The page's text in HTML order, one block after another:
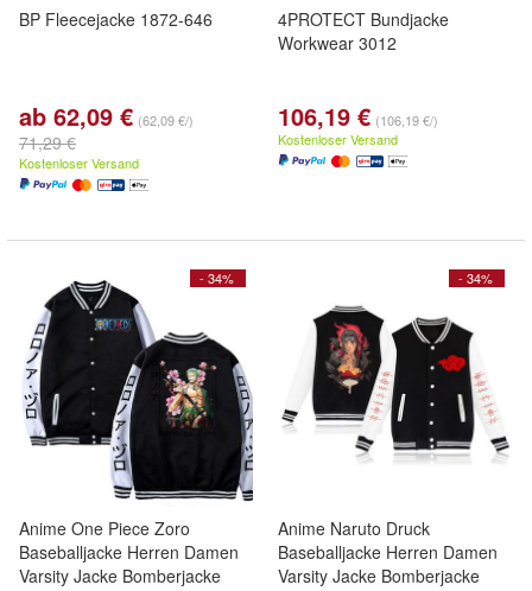
BP Fleecejacke 1872-646
ab 62,09 € (62,09 €/)
71,29 €
Kostenloser Versand
4PROTECT Bundjacke
Workwear 3012
106,19 € (106,19 €/)
Kostenloser Versand
- 34%
Anime One Piece Zoro
Baseballjacke Herren Damen
Varsity Jacke Bomberjacke
- 34%
Anime Naruto Druck
Baseballjacke Herren Damen
Varsity Jacke Bomberjacke